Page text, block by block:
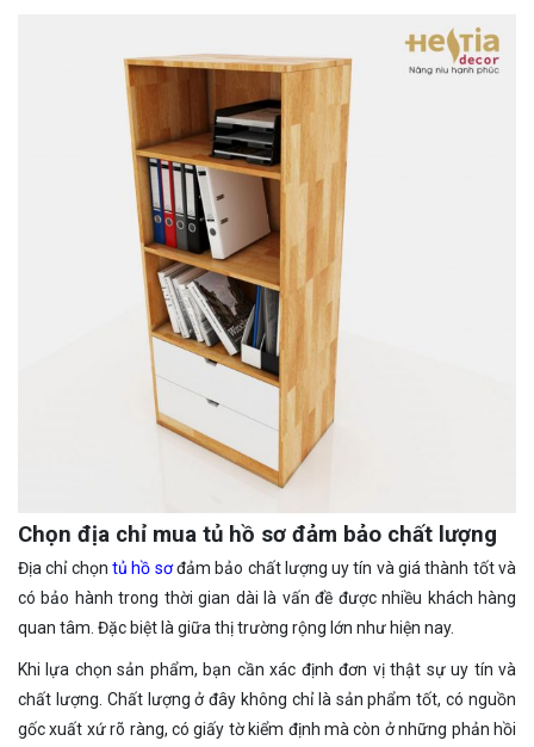
Chọn địa chỉ mua tủ hồ sơ đảm bảo chất lượng
Địa chỉ chọn tủ hồ sơđảm bảo chất lượng uy tín và giá thành tốt và
có bảo hành trong thời gian dài là vấn đề được nhiều khách hàng
quan tâm. Đặc biệt là giữa thị trường rộng lớn như hiện nay.
Khi lựa chọn sản phẩm, bạn cần xác định đơn vị thật sự uy tín và
chất lượng. Chất lượng ở đây không chỉ là sản phẩm tốt, có nguồn
gốc xuất xứ rõ ràng, có giấy tờ kiểm định mà còn ở những phản hồi